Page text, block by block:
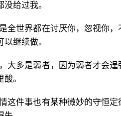
给过我。
全世界都在讨厌你，忽视你
继续做。
大多是弱者，因为弱者才会
。
这件事也有某种微妙的守恒